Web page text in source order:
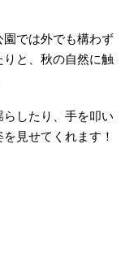
では外でも構わず
と、秋の自然に触
したり、手を叩い
見せてくれます！